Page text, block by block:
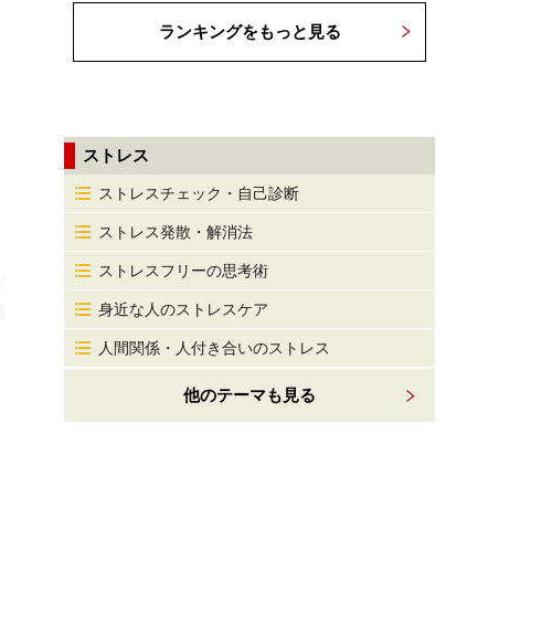
ランキングをもっと見る
ストレス
ストレスチェック・自己診断
ストレス発散・解消法
ストレスフリーの思考術
身近な人のストレスケア
人間関係・人付き合いのストレス
他のテーマも見る